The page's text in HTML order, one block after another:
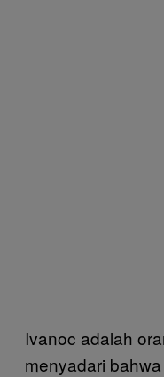
Ivanoc adalah
menyadari